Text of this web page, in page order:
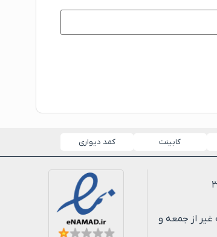
کابینت کمد دیواری
به غیر از جمعه و